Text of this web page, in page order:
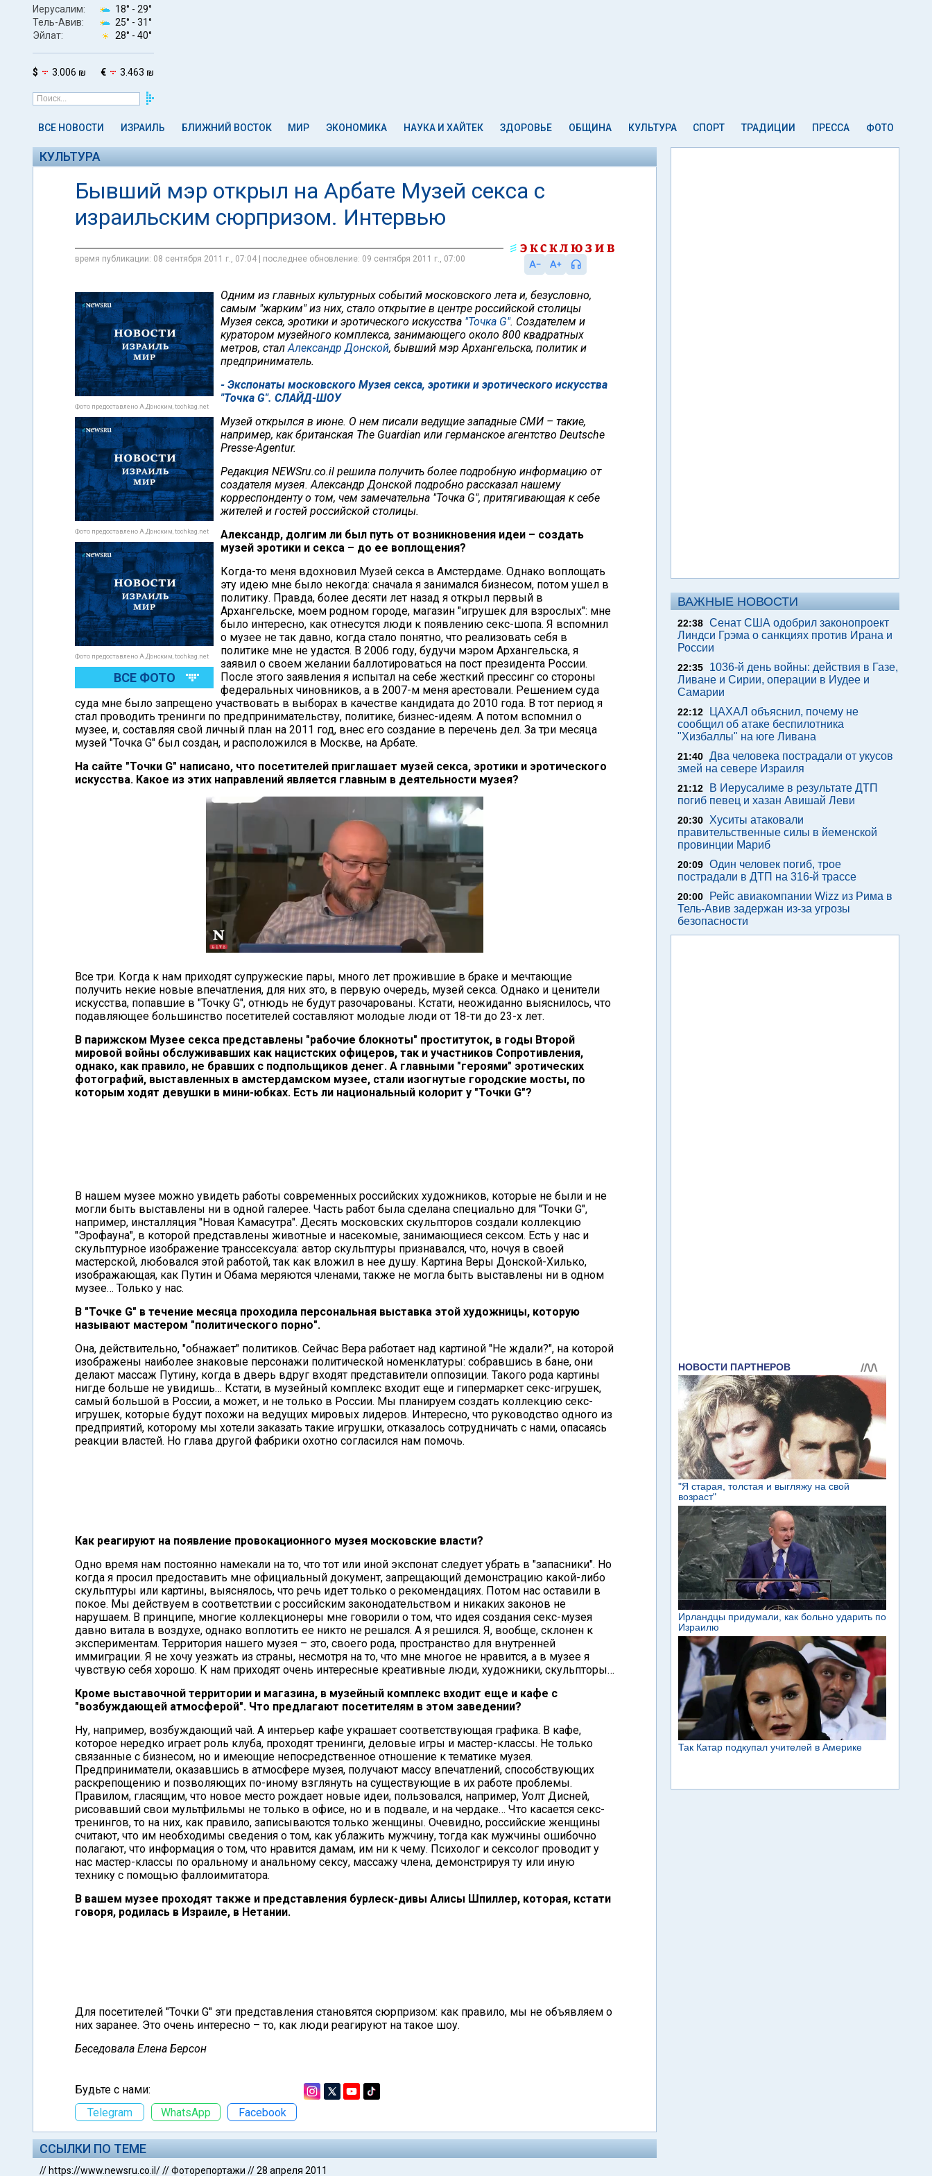
Иерусалим: 18° - 29°
Тель-Авив:
25° - 31°
Эйлат:
28° - 40°
$ 3.006 ₪ € 3.463 ₪
ВСЕ НОВОСТИ ИЗРАИЛЬ БЛИЖНИЙ ВОСТОК МИР ЭКОНОМИКА НАУКА И ХАЙТЕК ЗДОРОВЬЕ ОБЩИНА КУЛЬТУРА СПОРТ ТРАДИЦИИ ПРЕССА ФОТО
КУЛЬТУРА
Бывший мэр открыл на Арбате Музей секса с
израильским сюрпризом. Интервью
время публикации: 08 сентября 2011 г., 07:04 | последнее обновление: 09 сентября 2011 г., 07:00
Фото предоставлено А.Донским, tochkag.net
Фото предоставлено А.Донским, tochkag.net
Фото предоставлено А.Донским, tochkag.net
ВСЕ ФОТО
Одним из главных культурных событий московского лета и, безусловно,
самым "жарким" из них, стало открытие в центре российской столицы
Музея секса, эротики и эротического искусства "Точка G". Создателем и
куратором музейного комплекса, занимающего около 800 квадратных
метров, сталАлександр Донской, бывший мэр Архангельска, политик и
предприниматель.
- Экспонаты московского Музея секса, эротики и эротического искусства
"Точка G". СЛАЙД-ШОУ
Музей открылся в июне. О нем писали ведущие западные СМИ – такие,
например, как британская The Guardian или германское агентство Deutsche
Presse-Agentur.
Редакция NEWSru.co.il решила получить более подробную информацию от
создателя музея. Александр Донской подробно рассказал нашему
корреспонденту о том, чем замечательна "Точка G", притягивающая к себе
жителей и гостей российской столицы.
Александр, долгим ли был путь от возникновения идеи – создать
музей эротики и секса – до ее воплощения?
Когда-то меня вдохновил Музей секса в Амстердаме. Однако воплощать
эту идею мне было некогда: сначала я занимался бизнесом, потом ушел в
политику. Правда, более десяти лет назад я открыл первый в
Архангельске, моем родном городе, магазин "игрушек для взрослых": мне
было интересно, как отнесутся люди к появлению секс-шопа. Я вспомнил
о музее не так давно, когда стало понятно, что реализовать себя в
политике мне не удастся. В 2006 году, будучи мэром Архангельска, я
заявил о своем желании баллотироваться на пост президента России.
После этого заявления я испытал на себе жесткий прессинг со стороны
федеральных чиновников, а в 2007-м меня арестовали. Решением суда
суда мне было запрещено участвовать в выборах в качестве кандидата до 2010 года. В тот период я
стал проводить тренинги по предпринимательству, политике, бизнес-идеям. А потом вспомнил о
музее, и, составляя свой личный план на 2011 год, внес его создание в перечень дел. За три месяца
музей "Точка G" был создан, и расположился в Москве, на Арбате.
На сайте "Точки G" написано, что посетителей приглашает музей секса, эротики и эротического
искусства. Какое из этих направлений является главным в деятельности музея?
Все три. Когда к нам приходят супружеские пары, много лет прожившие в браке и мечтающие
получить некие новые впечатления, для них это, в первую очередь, музей секса. Однако и ценители
искусства, попавшие в "Точку G", отнюдь не будут разочарованы. Кстати, неожиданно выяснилось, что
подавляющее большинство посетителей составляют молодые люди от 18-ти до 23-х лет.
В парижском Музее секса представлены "рабочие блокноты" проституток, в годы Второй
мировой войны обслуживавших как нацистских офицеров, так и участников Сопротивления,
однако, как правило, не бравших с подпольщиков денег. А главными "героями" эротических
фотографий, выставленных в амстердамском музее, стали изогнутые городские мосты, по
которым ходят девушки в мини-юбках. Есть ли национальный колорит у "Точки G"?
В нашем музее можно увидеть работы современных российских художников, которые не были и не
могли быть выставлены ни в одной галерее. Часть работ была сделана специально для "Точки G",
например, инсталляция "Новая Камасутра". Десять московских скульпторов создали коллекцию
"Эрофауна", в которой представлены животные и насекомые, занимающиеся сексом. Есть у нас и
скульптурное изображение транссексуала: автор скульптуры признавался, что, ночуя в своей
мастерской, любовался этой работой, так как вложил в нее душу. Картина Веры Донской-Хилько,
изображающая, как Путин и Обама меряются членами, также не могла быть выставлены ни в одном
музее… Только у нас.
В "Точке G" в течение месяца проходила персональная выставка этой художницы, которую
называют мастером "политического порно".
Она, действительно, "обнажает" политиков. Сейчас Вера работает над картиной "Не ждали?", на которой
изображены наиболее знаковые персонажи политической номенклатуры: собравшись в бане, они
делают массаж Путину, когда в дверь вдруг входят представители оппозиции. Такого рода картины
нигде больше не увидишь… Кстати, в музейный комплекс входит еще и гипермаркет секс-игрушек,
самый большой в России, а может, и не только в России. Мы планируем создать коллекцию секс-
игрушек, которые будут похожи на ведущих мировых лидеров. Интересно, что руководство одного из
предприятий, которому мы хотели заказать такие игрушки, отказалось сотрудничать с нами, опасаясь
реакции властей. Но глава другой фабрики охотно согласился нам помочь.
Как реагируют на появление провокационного музея московские власти?
Одно время нам постоянно намекали на то, что тот или иной экспонат следует убрать в "запасники". Но
когда я просил предоставить мне официальный документ, запрещающий демонстрацию какой-либо
скульптуры или картины, выяснялось, что речь идет только о рекомендациях. Потом нас оставили в
покое. Мы действуем в соответствии с российским законодательством и никаких законов не
нарушаем. В принципе, многие коллекционеры мне говорили о том, что идея создания секс-музея
давно витала в воздухе, однако воплотить ее никто не решался. А я решился. Я, вообще, склонен к
экспериментам. Территория нашего музея – это, своего рода, пространство для внутренней
иммиграции. Я не хочу уезжать из страны, несмотря на то, что мне многое не нравится, а в музее я
чувствую себя хорошо. К нам приходят очень интересные креативные люди, художники, скульпторы…
Кроме выставочной территории и магазина, в музейный комплекс входит еще и кафе с
"возбуждающей атмосферой". Что предлагают посетителям в этом заведении?
Ну, например, возбуждающий чай. А интерьер кафе украшает соответствующая графика. В кафе,
которое нередко играет роль клуба, проходят тренинги, деловые игры и мастер-классы. Не только
связанные с бизнесом, но и имеющие непосредственное отношение к тематике музея.
Предприниматели, оказавшись в атмосфере музея, получают массу впечатлений, способствующих
раскрепощению и позволяющих по-иному взглянуть на существующие в их работе проблемы.
Правилом, гласящим, что новое место рождает новые идеи, пользовался, например, Уолт Дисней,
рисовавший свои мультфильмы не только в офисе, но и в подвале, и на чердаке… Что касается секс-
тренингов, то на них, как правило, записываются только женщины. Очевидно, российские женщины
считают, что им необходимы сведения о том, как ублажить мужчину, тогда как мужчины ошибочно
полагают, что информация о том, что нравится дамам, им ни к чему. Психолог и сексолог проводит у
нас мастер-классы по оральному и анальному сексу, массажу члена, демонстрируя ту или иную
технику с помощью фаллоимитатора.
В вашем музее проходят также и представления бурлеск-дивы Алисы Шпиллер, которая, кстати
говоря, родилась в Израиле, в Нетании.
Для посетителей "Точки G" эти представления становятся сюрпризом: как правило, мы не объявляем о
них заранее. Это очень интересно – то, как люди реагируют на такое шоу.
Беседовала Елена Берсон
Будьте с нами:
Telegram
WhatsApp Facebook
ССЫЛКИ ПО ТЕМЕ
// https://www.newsru.co.il///Фоторепортажи //28 апреля 2011
ВАЖНЫЕ НОВОСТИ
22:38 Сенат США одобрил законопроект
Линдси Грэма о санкциях против Ирана и
России
22:35
1036-й день войны: действия в Газе,
Ливане и Сирии, операции в Иудее и
Самарии
22:12
ЦАХАЛ объяснил, почему не
сообщил об атаке беспилотника
"Хизбаллы" на юге Ливана
21:40 Два человека пострадали от укусов
змей на севере Израиля
21:12
В Иерусалиме в результате ДТП
погиб певец и хазан Авишай Леви
20:30
Хуситы атаковали
правительственные силы в йеменской
провинции Мариб
20:09 Один человек погиб, трое
пострадали в ДТП на 316-й трассе
20:00
Рейс авиакомпании Wizz из Рима в
Тель-Авив задержан из-за угрозы
безопасности